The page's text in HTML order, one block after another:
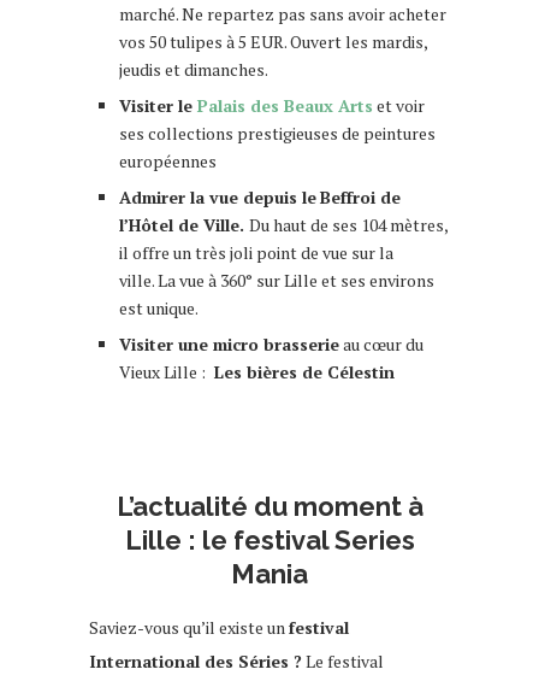
marché. Ne repartez pas sans avoir acheter
vos 50 tulipes à 5 EUR. Ouvert les mardis,
jeudis et dimanches.
Visiter le Palais des Beaux Arts et voir
ses collections prestigieuses de peintures
européennes
Admirer la vue depuis leBeffroi de
l’Hôtel de Ville. Du haut de ses 104 mètres,
il offre un très joli point de vue sur la
ville.La vue à 360° sur Lille et ses environs
est unique.
Visiter une micro brasserieau cœur du
Vieux Lille : Les bières de Célestin
L’actualité du moment à
Lille : le festival Series
Mania
Saviez-vous qu’il existe un festival
International des Séries ? Le festival